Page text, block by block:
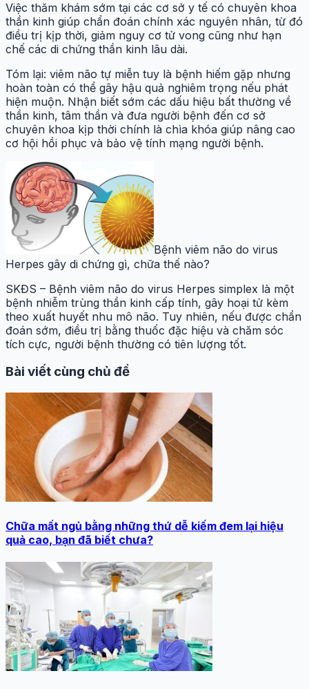
Việc thăm khám sớm tại các cơ sở y tế có chuyên khoa
thần kinh giúp chẩn đoán chính xác nguyên nhân, từ đó
điều trị kịp thời, giảm nguy cơ tử vong cũng như hạn
chế các di chứng thần kinh lâu dài.
Tóm lại: viêm não tự miễn tuy là bệnh hiếm gặp nhưng
hoàn toàn có thể gây hậu quả nghiêm trọng nếu phát
hiện muộn. Nhận biết sớm các dấu hiệu bất thường về
thần kinh, tâm thần và đưa người bệnh đến cơ sở
chuyên khoa kịp thời chính là chìa khóa giúp nâng cao
cơ hội hồi phục và bảo vệ tính mạng người bệnh.
Bệnh viêm não do virus
Herpes gây di chứng gì, chữa thế nào?
SKĐS – Bệnh viêm não do virus Herpes simplex là một
bệnh nhiễm trùng thần kinh cấp tính, gây hoại tử kèm
theo xuất huyết nhu mô não. Tuy nhiên, nếu được chẩn
đoán sớm, điều trị bằng thuốc đặc hiệu và chăm sóc
tích cực, người bệnh thường có tiên lượng tốt.
Bài viết cùng chủ đề
Chữa mất ngủ bằng những thứ dễ kiếm đem lại hiệu
quả cao, bạn đã biết chưa?